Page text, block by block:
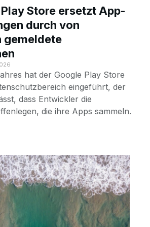
Store ersetzt App-
durch von
gemeldete
hat der Google Play Store
eingeführt, der
dass Entwickler die
die ihre Apps sammeln.